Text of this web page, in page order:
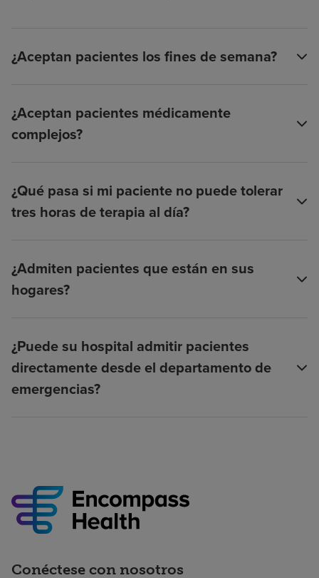
¿Aceptan pacientes los fines de semana?
¿Aceptan pacientes médicamente
complejos?
¿Qué pasa si mi paciente no puede tolerar
tres horas de terapia al día?
¿Admiten pacientes que están en sus
hogares?
¿Puede su hospital admitir pacientes
directamente desde el departamento de
emergencias?
Conéctese con nosotros